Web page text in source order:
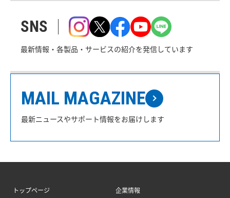
SNS
最新情報・各製品・サービスの紹介を発信しています
MAIL MAGAZINE
最新ニュースやサポート情報をお届けします
トップページ
企業情報